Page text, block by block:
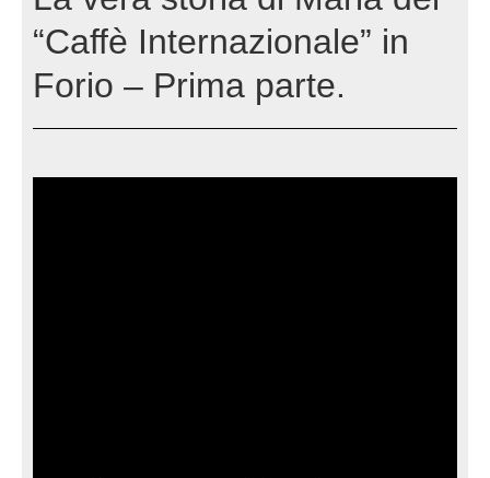
“Caffè Internazionale” in
Forio – Prima parte.